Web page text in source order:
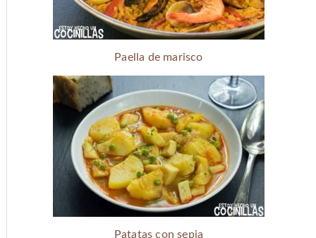
Paella de marisco
Patatas con sepia